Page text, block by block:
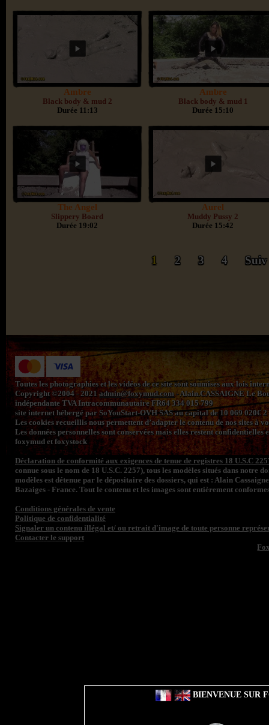
BIENVENUE SUR
Ambre
Black body & mud 2
Durée 11:13
Ambre
Black body & mud 1
Durée 15:10
The Angel
Slippery Board
Durée 19:02
Aurel
Muddy Pussy 2
Durée 15:42
1 2 3 4
Toutes les photographies et les vidéos de ce site sont soumises aux lois
Copyright ©2004 - 2021admin@foxymud.com- Alain.CASSAIGNE Le
indépendante TVA Intracommunautaire FR64 334 015 799
site internet hébergé par SoYouStart-OVH SAS au capital de 10 069 020€
Les cookies recueillis nous permettent d’adapter le contenu de nos sites à
Les données personnelles sont conservées mais elles restent
foxymud et foxystock
Déclaration de conformité aux exigences de tenue de registres 18 U.S.C
connue sous le nom de 18 U.S.C. 2257), tous les modèles situés dans
modèles est détenue par le dépositaire des dossiers, qui est : Alain
Bazaiges - France. Tout le contenu et les images sont entièrement
Conditions générales de vente
Politique de confidentialité
Signaler un contenu illégal et/ ou retrait d'image de toute personne
Contacter le support